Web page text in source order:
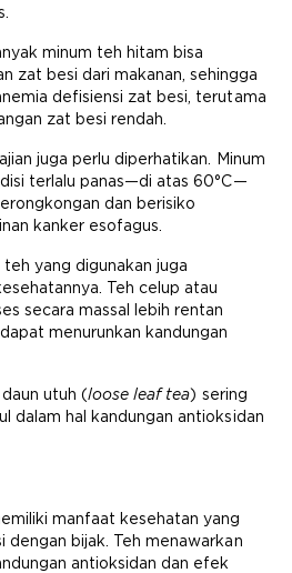
minum teh hitam bisa
zat besi dari makanan, sehingga
defisiensi zat besi, terutama
zat besi rendah.
juga perlu diperhatikan. Minum
terlalu panas—di atas 60°C—
dan berisiko
kanker esofagus.
yang digunakan juga
Teh celup atau
secara massal lebih rentan
menurunkan kandungan
utuh (loose leaf tea) sering
dalam hal kandungan antioksidan
manfaat kesehatan yang
dengan bijak. Teh menawarkan
antioksidan dan efek